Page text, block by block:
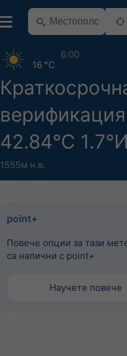
верификация
42.84°С
1555м н.в.
16 °C
6:00
point+
Повече опции за тази
са налични с point+
Научете повече